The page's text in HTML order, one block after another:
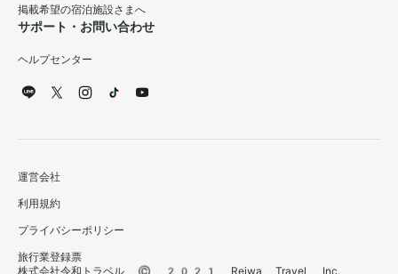
掲載希望の宿泊施設さまへ
サポート・お問い合わせ
ヘルプセンター
運営会社
利用規約
プライバシーポリシー
旅行業登録票